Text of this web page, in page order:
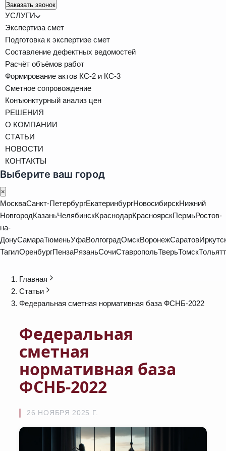
Заказать звонок
УСЛУГИ
Экспертиза смет
Подготовка к экспертизе смет
Составление дефектных ведомостей
Расчёт объёмов работ
Формирование актов КС-2 и КС-3
Сметное сопровождение
Конъюнктурный анализ цен
РЕШЕНИЯ
О КОМПАНИИ
СТАТЬИ
НОВОСТИ
КОНТАКТЫ
Выберите ваш город
×
МоскваСанкт-ПетербургЕкатеринбургНовосибирскНижний
НовгородКазаньЧелябинскКраснодарКрасноярскПермьРостов-
на-
ДонуСамараТюменьУфаВолгоградОмскВоронежСаратов
ТагилОренбургПензаРязаньСочиСтавропольТверьТомск
Главная
Статьи
Федеральная сметная нормативная база ФСНБ-2022
Федеральная
сметная
нормативная база
ФСНБ-2022
26 НОЯБРЯ 2025 Г.